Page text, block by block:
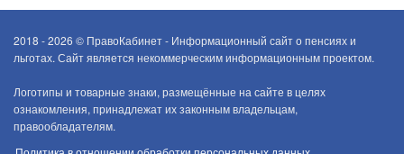
2018 - 2026 © ПравоКабинет - Информационный сайт о пенсиях и
льготах. Сайт является некоммерческим информационным проектом.
Логотипы и товарные знаки, размещённые на сайте в целях
ознакомления, принадлежат их законным владельцам,
правообладателям.